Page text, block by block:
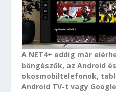
A NET4+ eddig már
böngészők, az Android
okosmobiltelefonok,
Android TV-t vagy